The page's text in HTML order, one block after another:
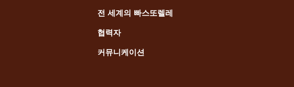
전 세계의 빠스또렐레
협력자
커뮤니케이션